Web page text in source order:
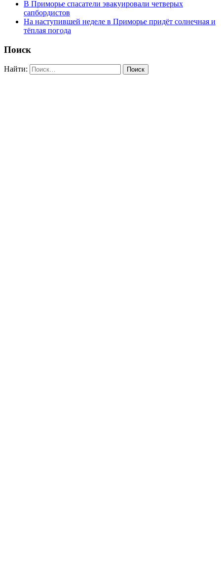
В Приморье спасатели эвакуировали четверых
сапбордистов
На наступившей неделе в Приморье придёт солнечная и
тёплая погода
Поиск
Найти: